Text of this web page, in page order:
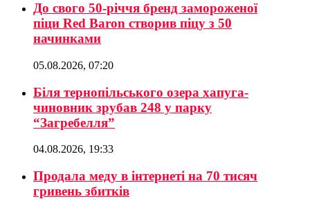
До свого 50-річчя бренд замороженої
піци Red Baron створив піцу з 50
начинками
05.08.2026, 07:20
Біля тернопільського озера хапуга-
чиновник зрубав 248 у парку
“Загребелля”
04.08.2026, 19:33
Продала меду в інтернеті на 70 тисяч
гривень збитків